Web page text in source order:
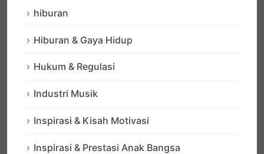
hiburan
Hiburan & Gaya Hidup
Hukum & Regulasi
Industri Musik
Inspirasi & Kisah Motivasi
Inspirasi & Prestasi Anak Bangsa